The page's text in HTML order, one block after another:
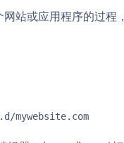
站或应用程序的过
mywebsite.com